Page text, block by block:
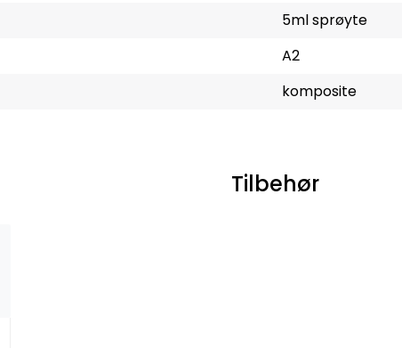
5ml sprøyte
A2
komposite
Tilbehør